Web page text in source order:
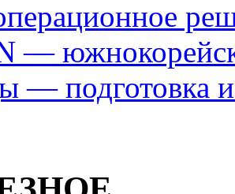
—
— подготовка